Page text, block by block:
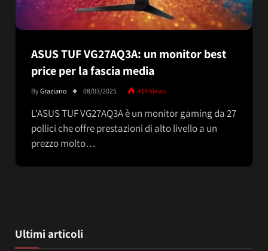
ASUS TUF VG27AQ3A: un monitor best
price per la fascia media
ByGraziano 08/03/2025 414Views
L’ASUS TUF VG27AQ3A è un monitor gaming da 27
pollici che offre prestazioni di alto livello a un
prezzo molto…
Ultimi articoli